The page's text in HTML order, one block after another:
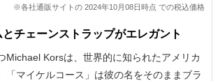
※各社通販サイトの 2024年10月08日時点 での税込価格
とチェーンストラップがエレガント
Michael Korsは、世界的に知られたアメリカ
「マイケルコース」は彼の名をそのままブラ